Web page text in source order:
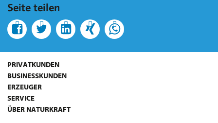
Seite teilen
PRIVATKUNDEN
BUSINESSKUNDEN
ERZEUGER
SERVICE
ÜBER NATURKRAFT